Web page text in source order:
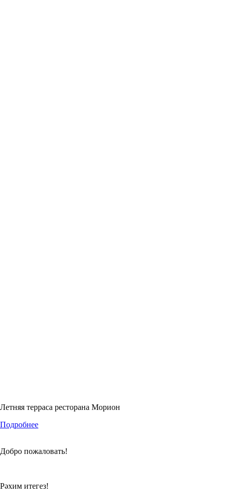
Летняя терраса ресторана Морион
Подробнее
Добро пожаловать!
Рәхим итегез!